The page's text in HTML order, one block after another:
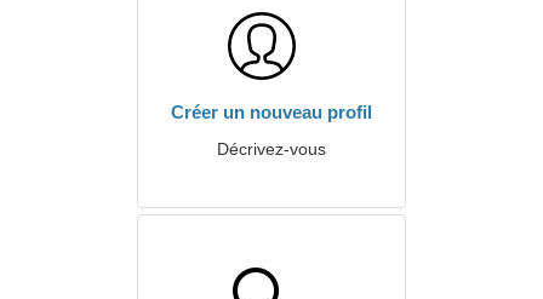
Créer un nouveau profil
Décrivez-vous